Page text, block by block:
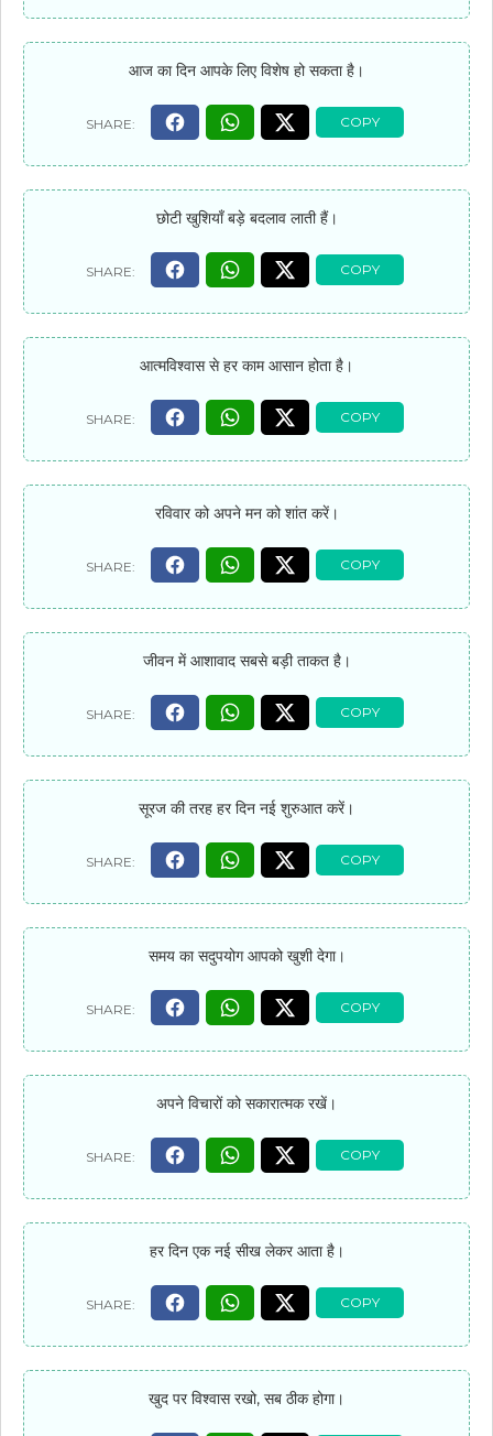
आज का दिन आपके लिए विशेष हो सकता है।
छोटी खुशियाँ बड़े बदलाव लाती हैं।
आत्मविश्वास से हर काम आसान होता है।
रविवार को अपने मन को शांत करें।
जीवन में आशावाद सबसे बड़ी ताकत है।
सूरज की तरह हर दिन नई शुरुआत करें।
समय का सदुपयोग आपको खुशी देगा।
अपने विचारों को सकारात्मक रखें।
हर दिन एक नई सीख लेकर आता है।
खुद पर विश्वास रखो, सब ठीक होगा।